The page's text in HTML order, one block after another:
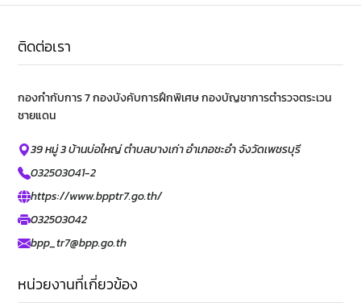
ติดต่อเรา
กองกำกับการ 7 กองบังคับการฝึกพิเศษ กองบัญชาการตำรวจตระเวน
ชายแดน
39 หมู่ 3 บ้านบ่อใหญ่ ตำบลบางเก่า อำเภอชะอำ จังวัดเพชรบุรี
032503041-2
https://www.bpptr7.go.th/
032503042
bpp_tr7@bpp.go.th
หน่วยงานที่เกี่ยวข้อง